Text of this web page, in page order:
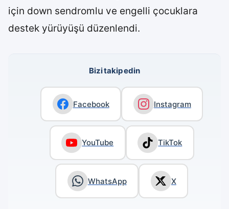
için down sendromlu ve engelli çocuklara
destek yürüyüşü düzenlendi.
Bizi takip edin
Facebook Instagram
YouTube TikTok
WhatsApp X